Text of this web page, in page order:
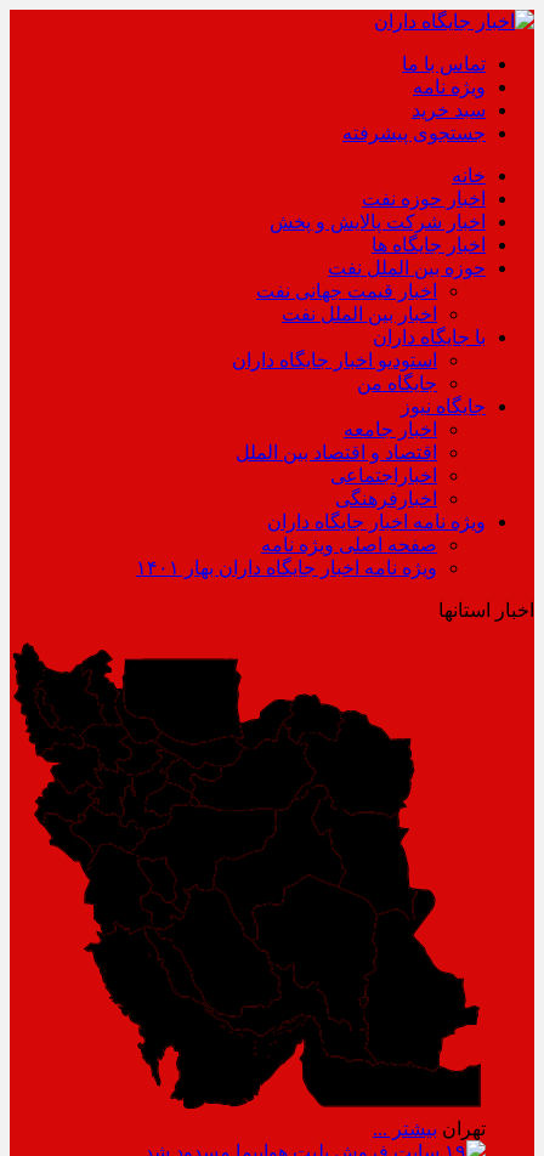
تماس با ما
ویژه نامه
سبد خرید
جستجوی پیشرفته
خانه
اخبار حوزه نفت
اخبار شرکت پالایش و پخش
اخبار جایگاه ها
حوزه بین الملل نفت
اخبار قیمت جهانی نفت
اخبار بین الملل نفت
با جایگاه داران
استودیو اخبار جایگاه داران
جایگاه من
جایگاه نیوز
اخبار جامعه
اقتصاد و اقتصاد بین الملل
اخباراجتماعی
اخبارفرهنگی
ویژه نامه اخبار جایگاه داران
صفحه اصلی ویژه نامه
ویژه نامه اخبار جایگاه داران بهار ۱۴۰۱
اخبار استانها
تهران بیشتر ...